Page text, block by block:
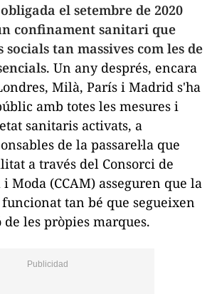
el setembre de 2020
confinament sanitari que
tan massives com les de
. Un any després, encara
Milà, París i Madrid s'ha
amb totes les mesures i
sanitaris activats, a
de la passarel·la que
a través del Consorci de
Moda (CCAM) asseguren que la
tan bé que segueixen
les pròpies marques.